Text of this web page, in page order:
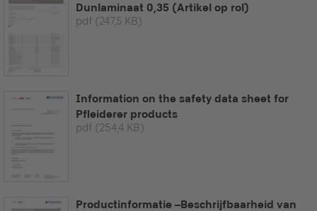
Dunlaminaat 0,35 (Artikel op rol)
pdf (247,5 KB)
Information on the safety data sheet for
Pfleiderer products
pdf (254,4 KB)
Productinformatie –Beschrijfbaarheid van